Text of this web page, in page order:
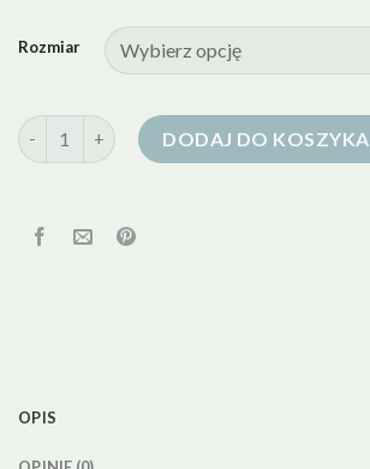
Rozmiar
ilość kurtka puchowa tatuumDODAJ DO KOSZYKA
OPIS